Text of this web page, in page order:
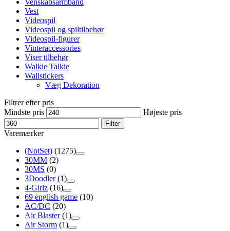
Vest
Videospil
Videospil og spiltilbehør
Videospil-figurer
Vinteraccessories
Viser tilbehør
Walkie Talkie
Wallstickers
Væg Dekoration
Filtrer efter pris
Mindste pris
Højeste pris
Filter
Varemærker
(NotSet) (1275)
30MM (2)
30MS (0)
3Doodler (1)
4-Girlz (16)
69 english game (10)
AC/DC (20)
Air Blaster (1)
Air Storm (1)